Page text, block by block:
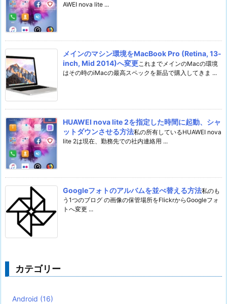
AWEI nova lite ...
メインのマシン環境をMacBook Pro (Retina, 13-
inch, Mid 2014)へ変更これまでメインのMacの環境
はその時のiMacの最高スペックを新品で購入してきま ...
HUAWEI nova lite 2を指定した時間に起動、シャ
ットダウンさせる方法私の所有しているHUAWEI nova
lite 2は現在、勤務先での社内連絡用 ...
Googleフォトのアルバムを並べ替える方法私のも
う1つのブログ の画像の保管場所をFlickrからGoogleフォ
トへ変更 ...
カテゴリー
Android (16)